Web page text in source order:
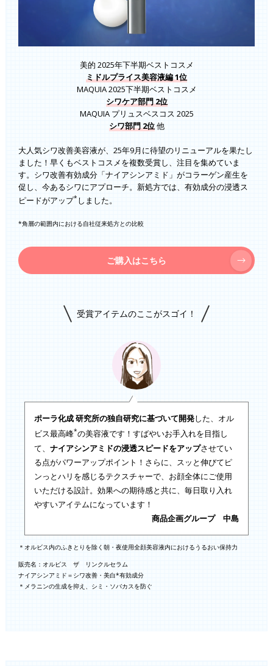
美的 2025年下半期ベストコスメ
ミドルプライス美容液編 1位
MAQUIA 2025下半期ベストコスメ
シワケア部門 2位
MAQUIA プリュスベスコス 2025
シワ部門 2位他
大人気シワ改善美容液が、25年9月に待望のリニューアルを果たし
ました！早くもベストコスメを複数受賞し、注目を集めていま
す。シワ改善有効成分「ナイアシンアミド」がコラーゲン産生を
促し、今あるシワにアプローチ。新処方では、有効成分の浸透ス
ピードがアップ* しました。
*角層の範囲内における自社従来処方との比較
ご購入はこちら
受賞アイテムのここがスゴイ！
ポーラ化成 研究所の独自研究に基づいて開発した、オル
ビス最高峰*の美容液です！すばやいお手入れを目指し
て、 ナイアシンアミドの浸透スピードをアップさせてい
る点がパワーアップポイント！さらに、スッと伸びてピ
ンっとハリを感じるテクスチャーで、お顔全体にご使用
いただける設計。効果への期待感と共に、毎日取り入れ
やすいアイテムになっています！
商品企画グループ 中島
＊オルビス内のふきとりを除く朝・夜使用全顔美容液内におけるうるおい保持力
販売名：オルビス ザ リンクルセラム
ナイアシンアミド＝シワ改善・美白*有効成分
＊メラニンの生成を抑え、シミ・ソバカスを防ぐ